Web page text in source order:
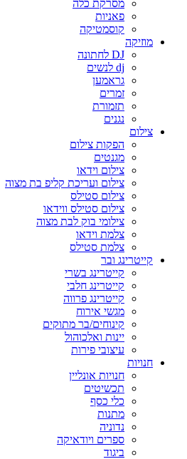
מסרקת כלה
פאניות
קוסמטיקה
מוזיקה
DJ לחתונה
dj לנשים
גראמען
זמרים
תזמורת
נגנים
צילום
הפקות צילום
מגנטים
צילום וידאו
צילום ועריכת קליפ בת מצוה
צילום סטילס
צילום סטילס ווידאו
צילומי בוק לבת מצוה
צלמת וידאו
צלמת סטילס
קייטרינג ובר
קייטרינג בשרי
קייטרינג חלבי
קייטרינג פרווה
מגשי אירוח
קינוחים/בר מתוקים
יינות ואלכוהול
עיצובי פירות
חנויות
חנויות אונליין
תכשיטים
כלי כסף
מתנות
נדוניה
ספרים ויודאיקה
ביגוד